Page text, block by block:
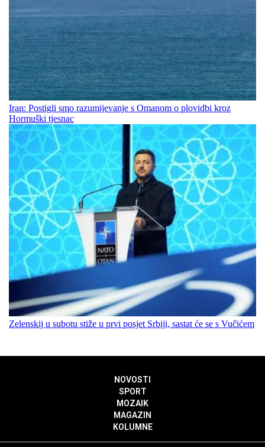
Iran: Postigli smo razumijevanje s Omanom o plovidbi kroz
Hormuški tjesnac
Zelenskij u subotu stiže u prvi posjet Srbiji, sastat će se s Vučićem
NOVOSTI
SPORT
MOZAIK
MAGAZIN
KOLUMNE